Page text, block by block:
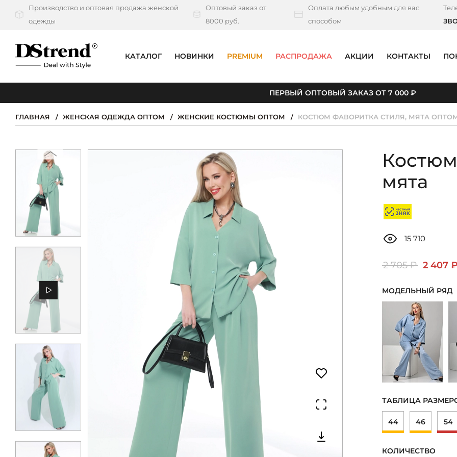
Производство и оптовая продажа женской
одежды
Оптовый заказ от
8000 руб.
Оплата любым удобным для вас
способом
КАТАЛОГ НОВИНКИ PREMIUM РАСПРОДАЖА АКЦИИ КОНТАКТЫ
ПЕРВЫЙ ОПТОВЫЙ ЗАКАЗ ОТ 7 000 ₽
КАТАЛОГ
НОВИНКИ
PREMIUM
РАСПРОДАЖА
АКЦИИ
КОНТАКТЫ
ЖУРНАЛ
СКИДКИ
ЧАСТО ЗАДАВАЕМЫЕ ВОПРОСЫ
ОПТОВЫМ ПОКУПАТЕЛЯМ
РОЗНИЧНЫМ ПОКУПАТЕЛЯМ
ДОСТАВКА
ГЛАВНАЯ ЖЕНСКАЯ ОДЕЖДА ОПТОМ ЖЕНСКИЕ КОСТЮМЫ ОПТОМ КОСТЮМ ФАВОРИТКА СТИЛЯ, МЯТА
мята
15 710
2 705 ₽ 2 407
МОДЕЛЬНЫЙ РЯД
ТАБЛИЦА
44 46 54
КОЛИЧЕСТВО